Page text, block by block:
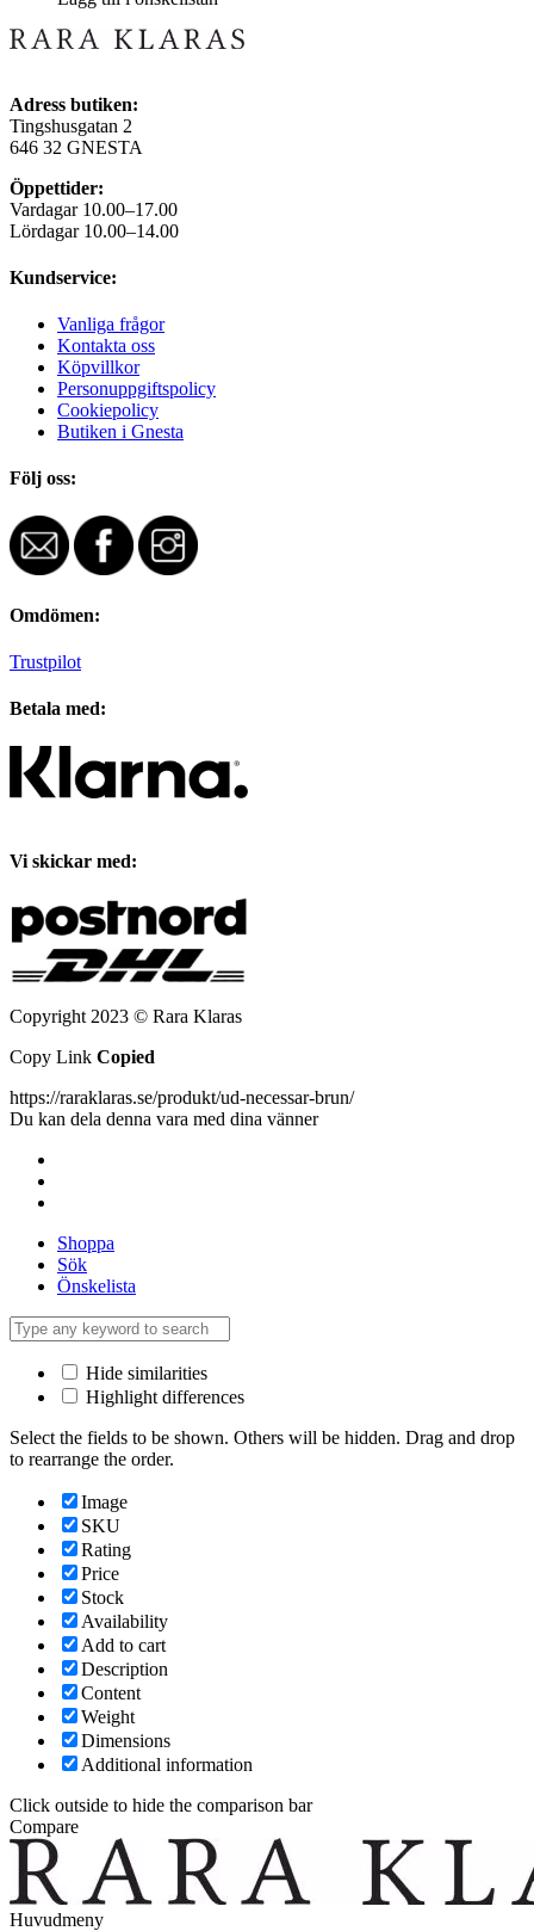
Adress butiken:
Tingshusgatan 2
646 32 GNESTA
Öppettider:
Vardagar 10.00–17.00
Lördagar 10.00–14.00
Kundservice:
Vanliga frågor
Kontakta oss
Köpvillkor
Personuppgiftspolicy
Cookiepolicy
Butiken i Gnesta
Följ oss:
Omdömen:
Trustpilot
Betala med:
Vi skickar med:
Copyright 2023 © Rara Klaras
Copy Link Copied
https://raraklaras.se/produkt/ud-necessar-brun/
Du kan dela denna vara med dina vänner
Shoppa
Sök
Önskelista
Hide similarities
Highlight differences
Select the fields to be shown. Others will be hidden. Drag and drop
to rearrange the order.
Image
SKU
Rating
Price
Stock
Availability
Add to cart
Description
Content
Weight
Dimensions
Additional information
Click outside to hide the comparison bar
Compare
Huvudmeny